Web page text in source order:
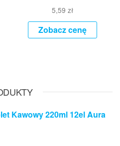
5,59zł
Zobacz cenę
Kawowy 220ml 12el Aura